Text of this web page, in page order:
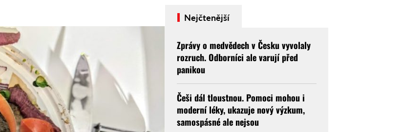
Nejčtenější
Zprávy o medvědech v Česku vyvolaly
rozruch. Odborníci ale varují před
panikou
Češi dál tloustnou. Pomoci mohou i
moderní léky, ukazuje nový výzkum,
samospásné ale nejsou